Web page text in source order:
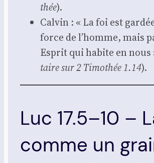
thée).
Cal­vin : « La foi est
force de l’homme, mais
Esprit qui habite en nous
taire sur 2 Timo­thée 1.14).
Luc 17.5–10 –
comme un